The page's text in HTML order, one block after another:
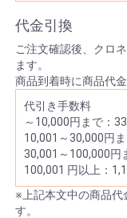
2023/03/24 学
のご注文をい
配送いたしま
注文をいただ
2023/03/22 企
き、川崎市川崎
た。
2023/03/20 お
ただき、東京
した。
2023/03/17 学
のご注文をい
た。
代金引換
ご注文確認後、クロ
ます。
商品到着時に商品代
代引き手数料
～10,000円まで：
10,001～30,000円
30,001～100,000円
100,001 円以上：
※上記本文中の商品
す。